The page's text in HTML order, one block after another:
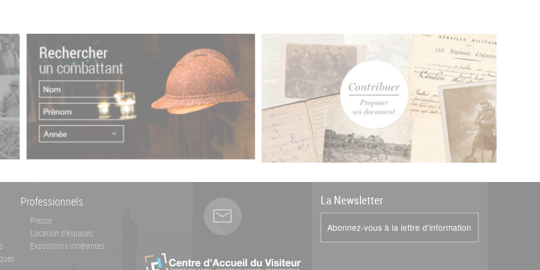
Professionnels
Presse
Location d'espaces
Expositions itinérantes
La Newsletter
Abonnez-vous à la lettre d'information